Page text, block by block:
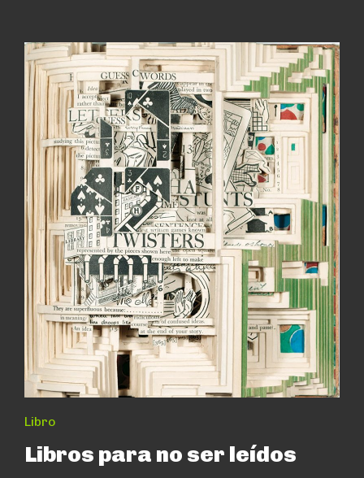
Libro
Libros para no ser leídos